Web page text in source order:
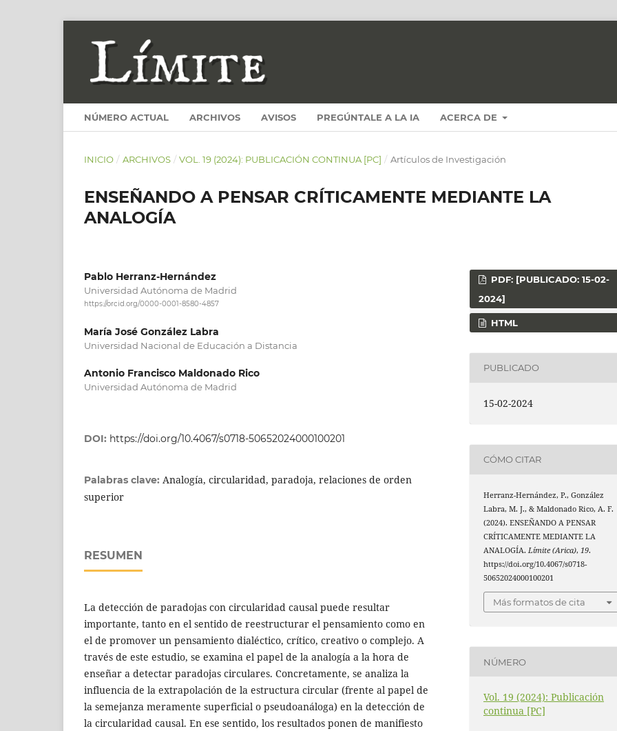
NÚMERO ACTUAL ARCHIVOS AVISOS PREGÚNTALE A LA IA ACERCA DE
INICIO / ARCHIVOS / VOL. 19 (2024): PUBLICACIÓN CONTINUA [PC] / Artículos de Investigación
ENSEÑANDO A PENSAR CRÍTICAMENTE MEDIANTE LA
ANALOGÍA
Pablo Herranz-Hernández
Universidad Autónoma de Madrid
https://orcid.org/0000-0001-8580-4857
María José González Labra
Universidad Nacional de Educación a Distancia
Antonio Francisco Maldonado Rico
Universidad Autónoma de Madrid
DOI: https://doi.org/10.4067/s0718-50652024000100201
Palabras clave: Analogía, circularidad, paradoja, relaciones de orden
superior
RESUMEN
La detección de paradojas con circularidad causal puede resultar
importante, tanto en el sentido de reestructurar el pensamiento como en
el de promover un pensamiento dialéctico, crítico, creativo o complejo. A
través de este estudio, se examina el papel de la analogía a la hora de
enseñar a detectar paradojas circulares. Concretamente, se analiza la
influencia de la extrapolación de la estructura circular (frente al papel de
la semejanza meramente superficial o pseudoanáloga) en la detección de
la circularidad causal. En ese sentido, los resultados ponen de manifiesto
PDF: [PUBLICADO: 15-02-
2024]
HTML
PUBLICADO
15-02-2024
CÓMO CITAR
Herranz-Hernández, P., González
Labra, M. J., & Maldonado Rico, A. F.
(2024). ENSEÑANDO A PENSAR
CRÍTICAMENTE MEDIANTE LA
ANALOGÍA.Límite (Arica),19.
https://doi.org/10.4067/s0718-
50652024000100201
Más formatos de cita
NÚMERO
Vol. 19 (2024): Publicación
continua [PC]